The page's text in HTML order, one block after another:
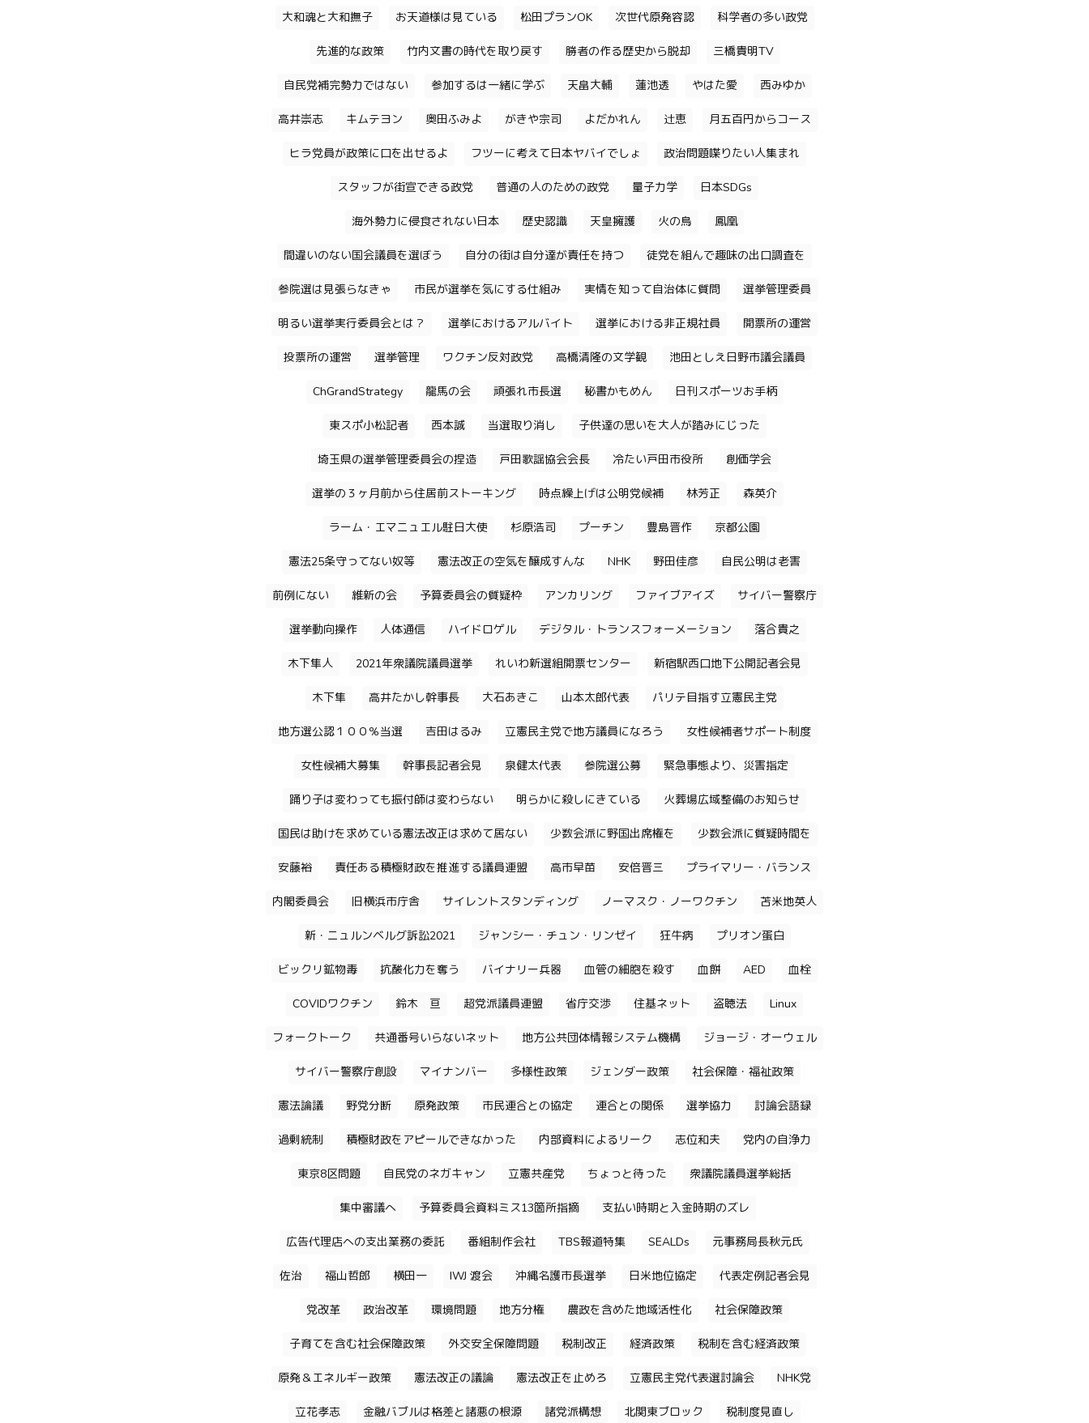
大和魂と大和撫子 お天道様は見ている 松田プランOK 次世代原発容認 科学者の多い政党
先進的な政策 竹内文書の時代を取り戻す 勝者の作る歴史から脱却 三橋貴明TV
自民党補完勢力ではない 参加するは一緒に学ぶ 天畠大輔 蓮池透 やはた愛 西みゆか
高井崇志 キムテヨン 奥田ふみよ がきや宗司 よだかれん 辻恵 月五百円からコース
ヒラ党員が政策に口を出せるよ フツーに考えて日本ヤバイでしょ 政治問題喋りたい人集まれ
スタッフが街宣できる政党 普通の人のための政党 量子力学 日本SDGs
海外勢力に侵食されない日本 歴史認識 天皇擁護 火の鳥 鳳凰
間違いのない国会議員を選ぼう 自分の街は自分達が責任を持つ 徒党を組んで趣味の出口調査を
参院選は見張らなきゃ 市民が選挙を気にする仕組み 実情を知って自治体に質問 選挙管理委員
明るい選挙実行委員会とは？ 選挙におけるアルバイト 選挙における非正規社員 開票所の運営
投票所の運営 選挙管理 ワクチン反対政党 高橋清隆の文学観 池田としえ日野市議会議員
ChGrandStrategy 龍馬の会 頑張れ市長選 秘書かもめん 日刊スポーツお手柄
東スポ小松記者 西本誠 当選取り消し 子供達の思いを大人が踏みにじった
埼玉県の選挙管理委員会の捏造 戸田歌謡協会会長 冷たい戸田市役所 創価学会
選挙の３ヶ月前から住居前ストーキング 時点繰上げは公明党候補 林芳正 森英介
ラーム・エマニュエル駐日大使 杉原浩司 プーチン 豊島晋作 京都公園
憲法25条守ってない奴等 憲法改正の空気を醸成すんな NHK 野田佳彦 自民公明は老害
前例にない 維新の会 予算委員会の質疑枠 アンカリング ファイブアイズ サイバー警察庁
選挙動向操作 人体通信 ハイドロゲル デジタル・トランスフォーメーション 落合貴之
木下隼人 2021年衆議院議員選挙 れいわ新選組開票センター 新宿駅西口地下公開記者会見
木下隼 高井たかし幹事長 大石あきこ 山本太郎代表 パリテ目指す立憲民主党
地方選公認１００％当選 吉田はるみ 立憲民主党で地方議員になろう 女性候補者サポート制度
女性候補大募集 幹事長記者会見 泉健太代表 参院選公募 緊急事態より、災害指定
踊り子は変わっても振付師は変わらない 明らかに殺しにきている 火葬場広域整備のお知らせ
国民は助けを求めている憲法改正は求めて居ない 少数会派に野国出席権を 少数会派に質疑時間を
安藤裕 責任ある積極財政を推進する議員連盟 高市早苗 安倍晋三 プライマリー・バランス
内閣委員会 旧横浜市庁舎 サイレントスタンディング ノーマスク・ノーワクチン 苫米地英人
新・ニュルンベルグ訴訟2021 ジャンシー・チュン・リンゼイ 狂牛病 プリオン蛋白
ビックリ鉱物毒 抗酸化力を奪う バイナリー兵器 血管の細胞を殺す 血餅 AED 血栓
COVIDワクチン 鈴木 亘 超党派議員連盟 省庁交渉 住基ネット 盗聴法 Linux
フォークトーク 共通番号いらないネット 地方公共団体情報システム機構 ジョージ・オーウェル
サイバー警察庁創設 マイナンバー 多様性政策 ジェンダー政策 社会保障・福祉政策
憲法論議 野党分断 原発政策 市民連合との協定 連合との関係 選挙協力 討論会語録
過剰統制 積極財政をアピールできなかった 内部資料によるリーク 志位和夫 党内の自浄力
東京8区問題 自民党のネガキャン 立憲共産党 ちょっと待った 衆議院議員選挙総括
集中審議へ 予算委員会資料ミス13箇所指摘 支払い時期と入金時期のズレ
広告代理店への支出業務の委託 番組制作会社 TBS報道特集 SEALDs 元事務局長秋元氏
佐治 福山哲郎 横田一 IWJ 渡会 沖縄名護市長選挙 日米地位協定 代表定例記者会見
党改革 政治改革 環境問題 地方分権 農政を含めた地域活性化 社会保障政策
子育てを含む社会保障政策 外交安全保障問題 税制改正 経済政策 税制を含む経済政策
原発＆エネルギー政策 憲法改正の議論 憲法改正を止めろ 立憲民主党代表選討論会 NHK党
立花孝志 金融バブルは格差と諸悪の根源 諸党派構想 北関東ブロック 税制度見直し